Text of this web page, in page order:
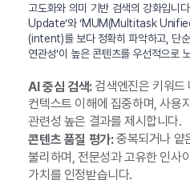
고도화와 의미 기반 검색의 강화입
Update’와 ‘MUM(Multitask
(intent)를 보다 정확히 파악하고, 단
연관성’이 높은 콘텐츠를 우선적으로
AI 중심 검색:검색엔진은 키워드
컨텍스트 이해에 집중하며, 사용
관련성 높은 결과를 제시합니다.
콘텐츠 품질 평가:중복되거나 얕
불리하며, 전문성과 고유한 인사
가치를 인정받습니다.